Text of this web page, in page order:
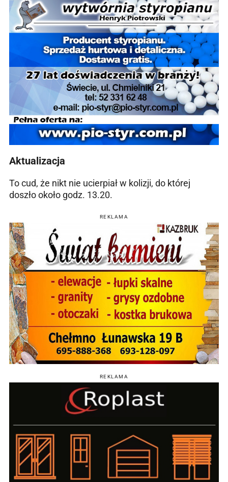
Aktualizacja
To cud, że nikt nie ucierpiał w kolizji, do której
doszło około godz. 13.20.
REKLAMA
REKLAMA